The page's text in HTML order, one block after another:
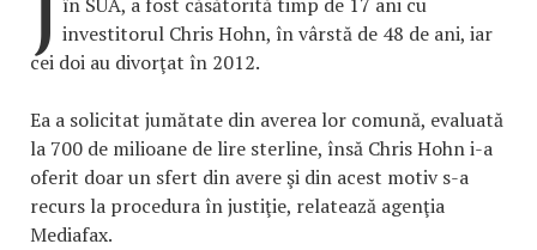
investitorul Chris Hohn, în vârstă de 48 de ani, iar
cei doi au divorţat în 2012.
Ea a solicitat jumătate din averea lor comună, evaluată
la 700 de milioane de lire sterline, însă Chris Hohn i-a
oferit doar un sfert din avere şi din acest motiv s-a
recurs la procedura în justiţie, relatează agenţia
Mediafax.